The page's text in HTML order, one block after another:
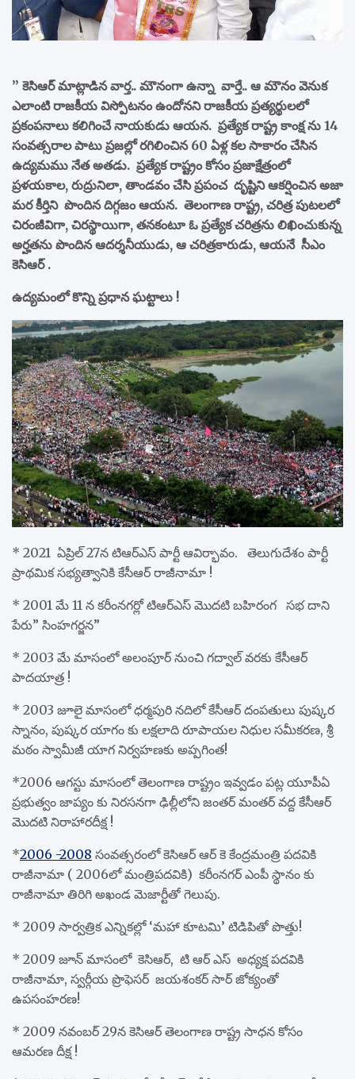
” కెసిఆర్ మాట్లాడిన వార్త.. మౌనంగా ఉన్నా వార్తే.. ఆ మౌనం వెనుక
ఎలాంటి రాజకీయ విస్పోటనం ఉందోనని రాజకీయ ప్రత్యర్థులలో
ప్రకంపనాలు కలిగించే నాయకుడు ఆయన. ప్రత్యేక రాష్ట్ర కాంక్ష ను 14
సంవత్సరాల పాటు ప్రజల్లో రగిలించిన 60 ఏళ్ల కల సాకారం చేసిన
ఉద్యమము నేత అతడు. ప్రత్యేక రాష్ట్రం కోసం ప్రజాక్షేత్రంలో
ప్రళయకాల, రుద్రునిలా, తాండవం చేసి ప్రపంచ దృష్టిని ఆకర్షించిన అజా
మర కీర్తిని పొందిన దిగ్గజం ఆయన. తెలంగాణ రాష్ట్ర, చరిత్ర పుటలలో
చిరంజీవిగా, చిరస్థాయిగా, తనకంటూ ఓ ప్రత్యేక చరిత్రను లిఖించుకున్న
అర్హతను పొందిన ఆదర్శనీయుడు, ఆ చరిత్రకారుడు, ఆయనే సీఎం
కెసిఆర్ .
ఉద్యమంలో కొన్ని ప్రధాన ఘట్టాలు !
* 2021 ఏప్రిల్ 27న టిఆర్ఎస్ పార్టీ ఆవిర్భావం. తెలుగుదేశం పార్టీ
ప్రాథమిక సభ్యత్వానికి కేసీఆర్ రాజీనామా !
* 2001 మే 11 న కరీంనగర్లో టిఆర్ఎస్ మొదటి బహిరంగ సభ దాని
పేరు” సింహగర్జన”
* 2003 మే మాసంలో అలంపూర్ నుంచి గద్వాల్ వరకు కేసీఆర్
పాదయాత్ర !
* 2003 జూలై మాసంలో ధర్మపురి నదిలో కేసీఆర్ దంపతులు పుష్కర
స్నానం, పుష్కర యాగం కు లక్షలాది రూపాయల నిధుల సమీకరణ, శ్రీ
మఠం స్వామీజీ యాగ నిర్వహణకు అప్పగింత!
*2006 ఆగస్టు మాసంలో తెలంగాణ రాష్ట్రం ఇవ్వడం పట్ల యూపీఏ
ప్రభుత్వం జాప్యం కు నిరసనగా ఢిల్లీలోని జంతర్ మంతర్ వద్ద కేసీఆర్
మొదటి నిరాహారదీక్ష !
*2006 -2008 సంవత్సరంలో కెసిఆర్ ఆర్ కె కేంద్రమంత్రి పదవికి
రాజీనామా ( 2006లో మంత్రిపదవికి) కరీంనగర్ ఎంపీ స్థానం కు
రాజీనామా తిరిగి అఖండ మెజార్టీతో గెలుపు.
* 2009 సార్వత్రిక ఎన్నికల్లో ‘మహా కూటమి’ టిడిపితో పొత్తు!
* 2009 జూన్ మాసంలో కెసిఆర్, టి ఆర్ ఎస్ అధ్యక్ష పదవికి
రాజీనామా, స్వర్గీయ ప్రొఫెసర్ జయశంకర్ సార్ జోక్యంతో
ఉపసంహరణ!
* 2009 నవంబర్ 29న కెసిఆర్ తెలంగాణ రాష్ట్ర సాధన కోసం
ఆమరణ దీక్ష !